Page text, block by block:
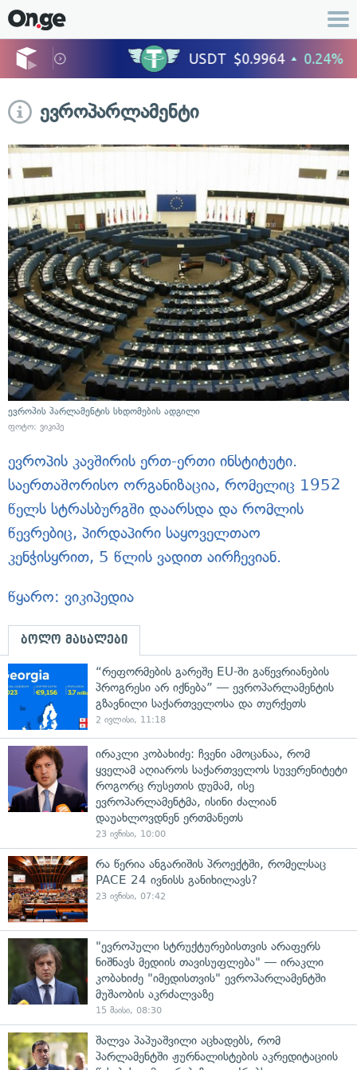
ევროპარლამენტი
ევროპის პარლამენტის სხდომების ადგილი
ფოტო: ვიკიპე
ევროპის კავშირის ერთ-ერთი ინსტიტუტი.
საერთაშორისო ორგანიზაცია, რომელიც 1952
წელს სტრასბურგში დაარსდა და რომლის
წევრებიც, პირდაპირი საყოველთაო
კენჭისყრით, 5 წლის ვადით აირჩევიან.
წყარო: ვიკიპედია
ბოლო მასალები
“რეფორმების გარეშე EU-ში გაწევრიანების
პროგრესი არ იქნება” — ევროპარლამენტის
გზავნილი საქართველოსა და თურქეთს
2 ივლისი, 11:18
ირაკლი კობახიძე: ჩვენი ამოცანაა, რომ
ყველამ აღიაროს საქართველოს სუვერენიტეტი
როგორც რუსეთის დუმამ, ისე
ევროპარლამენტმა, ისინი ძალიან
დაუახლოვდნენ ერთმანეთს
23 ივნისი, 10:00
რა წერია ანგარიშის პროექტში, რომელსაც
PACE 24 ივნისს განიხილავს?
23 ივნისი, 07:42
"ევროპული სტრუქტურებისთვის არაფერს
ნიშნავს მედიის თავისუფლება" — ირაკლი
კობახიძე "იმედისთვის" ევროპარლამენტში
მუშაობის აკრძალვაზე
15 მაისი, 08:30
შალვა პაპუაშვილი აცხადებს, რომ
პარლამენტში ჟურნალისტების აკრედიტაციის